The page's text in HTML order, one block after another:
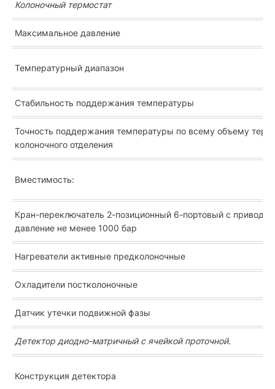
Колоночный термостат
Максимальное давление
Температурный диапазон
Стабильность поддержания температуры
Точность поддержания температуры по всему объему
колоночного отделения
Вместимость:
Кран-переключатель 2-позиционный 6-портовый с
давление не менее 1000 бар
Нагреватели активные предколоночные
Охладители постколоночные
Датчик утечки подвижной фазы
Детектор диодно-матричный с ячейкой проточной.
Конструкция детектора